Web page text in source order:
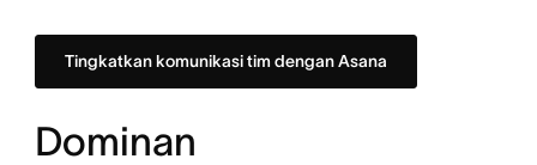
Tingkatkan komunikasi tim dengan Asana
Dominan